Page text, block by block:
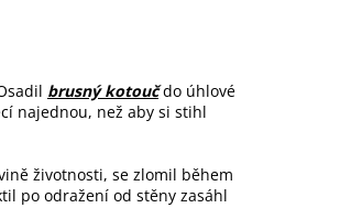
brusný kotoučdo úhlové
najednou, než aby si stihl
životnosti, se zlomil během
po odražení od stěny zasáhl